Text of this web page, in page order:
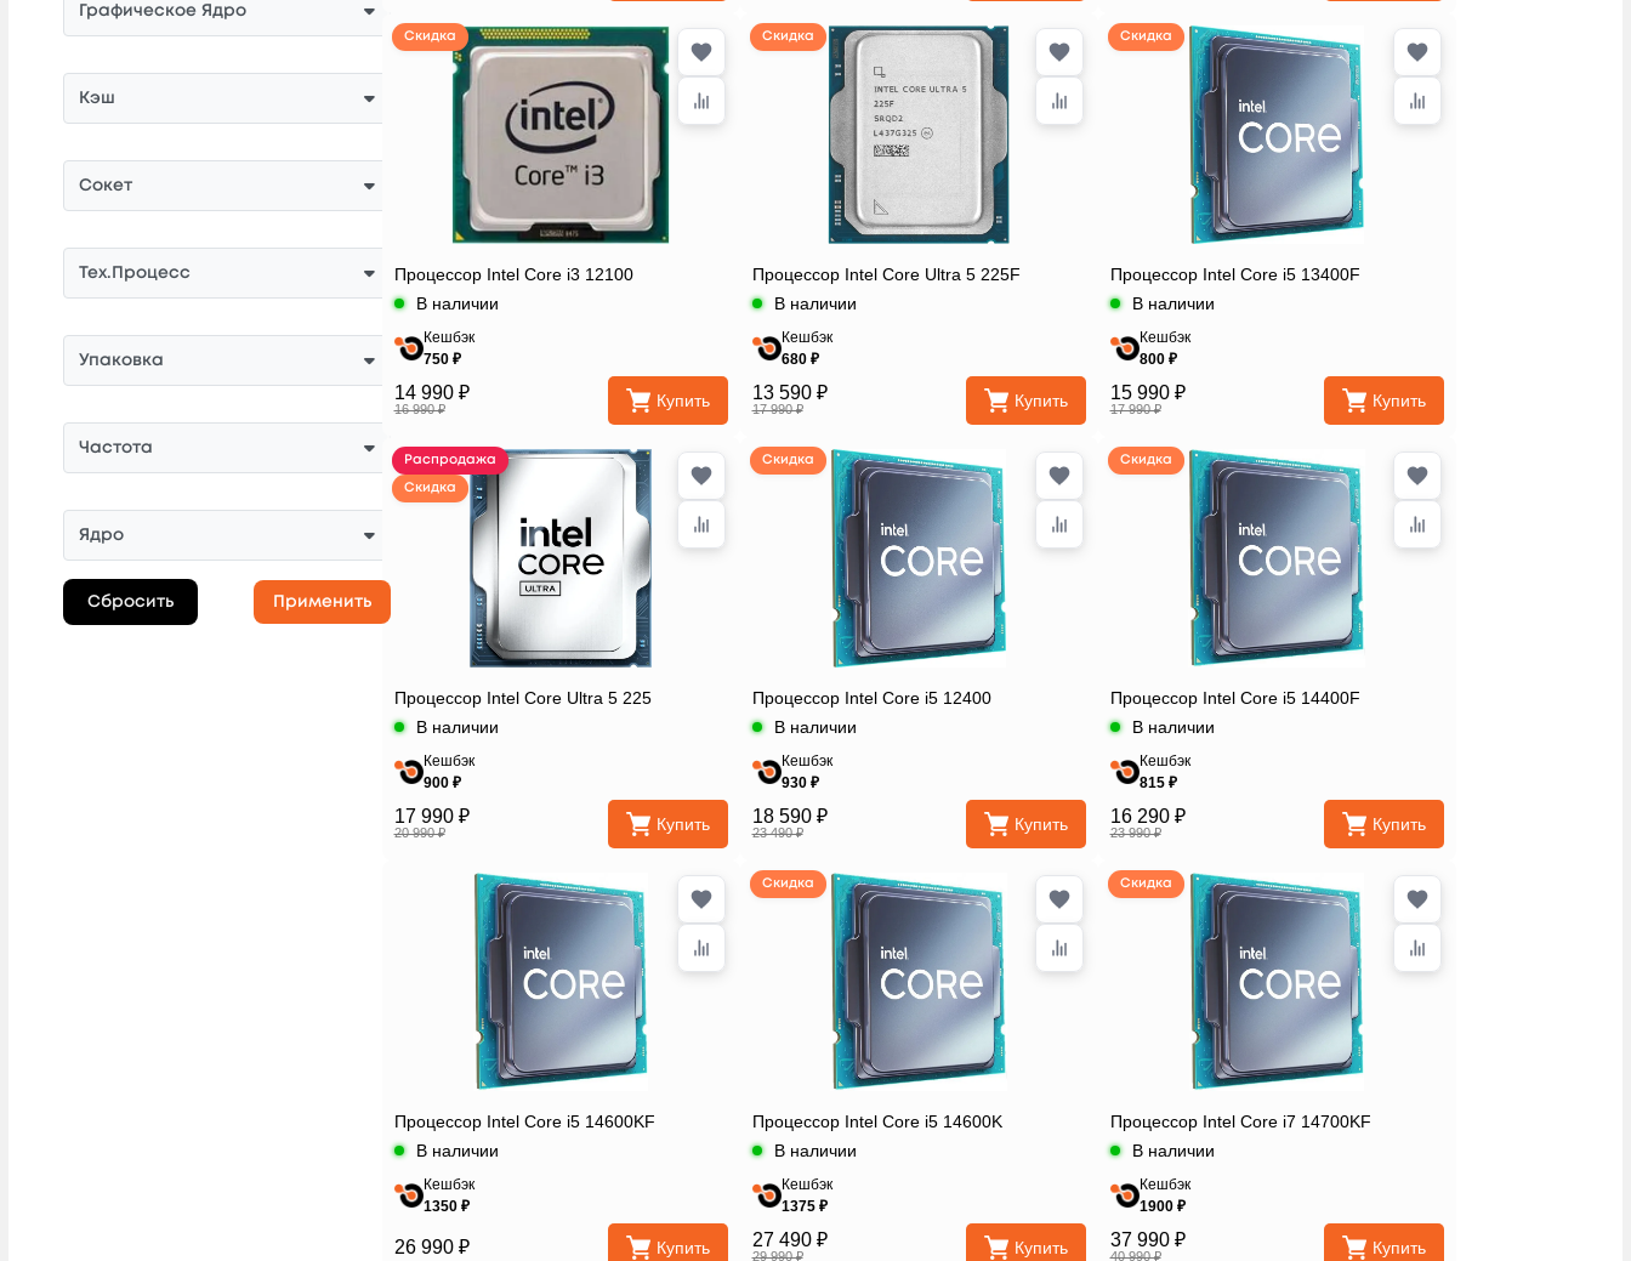
Графическое Ядро
Кэш
Сокет
Тех.Процесс
Упаковка
Частота
Ядро
Сбросить Применить
Скидка
Процессор Intel Core i3 12100
В наличии
Кешбэк
750 ₽
14 990 ₽
16 990 ₽ Купить
Скидка
Процессор Intel Core Ultra 5 225F
В наличии
Кешбэк
680 ₽
13 590 ₽
17 990 ₽ Купить
Скидка
Процессор Intel Core i5 13400F
В наличии
Кешбэк
800 ₽
15 990 ₽
17 990 ₽ Купить
Распродажа
Скидка
Процессор Intel Core Ultra 5 225
В наличии
Кешбэк
900 ₽
17 990 ₽
20 990 ₽ Купить
Скидка
Процессор Intel Core i5 12400
В наличии
Кешбэк
930 ₽
18 590 ₽
23 490 ₽ Купить
Скидка
Процессор Intel Core i5 14400F
В наличии
Кешбэк
815 ₽
16 290 ₽
23 990 ₽ Купить
Процессор Intel Core i5 14600KF
В наличии
Кешбэк
1350 ₽
26 990 ₽ Купить
Скидка
Процессор Intel Core i5 14600K
В наличии
Кешбэк
1375 ₽
27 490 ₽
29 990 ₽ Купить
Скидка
Процессор Intel Core i7 14700KF
В наличии
Кешбэк
1900 ₽
37 990 ₽
40 990 ₽ Купить